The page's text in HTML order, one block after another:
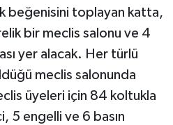
beğenisini toplayan katta,
bir meclis salonu ve 4
yer alacak. Her türlü
meclis salonunda
üyeleri için 84 koltukla
5 engelli ve 6 basın